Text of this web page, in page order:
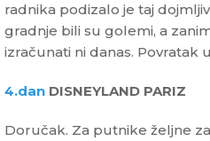
radnika podizalo je taj
gradnje bili su golemi, a
izračunati ni danas. Povratak
4.dan DISNEYLAND PARIZ
Doručak. Za putnike željne